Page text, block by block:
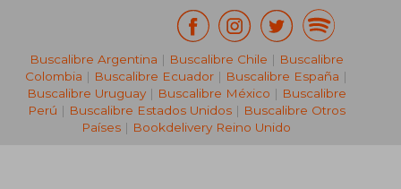
Buscalibre Argentina | Buscalibre Chile | Buscalibre
Colombia | Buscalibre Ecuador | Buscalibre España |
Buscalibre Uruguay| Buscalibre México | Buscalibre
Perú | Buscalibre Estados Unidos| Buscalibre Otros
Países | Bookdelivery Reino Unido